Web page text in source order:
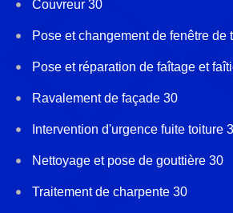
Couvreur 30
Pose et changement de fenêtre de
Pose et réparation de faîtage et
Ravalement de façade 30
Intervention d'urgence fuite toiture
Nettoyage et pose de gouttière 30
Traitement de charpente 30